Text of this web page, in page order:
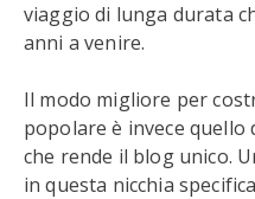
viaggio di lunga durata
anni a venire.
Il modo migliore per
popolare è invece
che rende il blog unico.
in questa nicchia